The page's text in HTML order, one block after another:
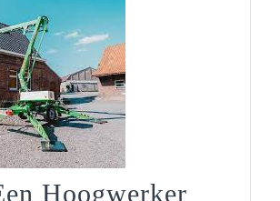
Hoogwerker